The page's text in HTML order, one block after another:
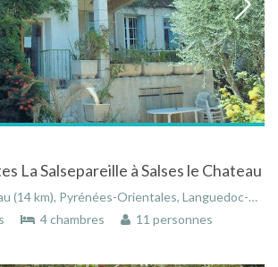
La Salsepareille à Salses le Chateau
Pyrénées-Orientales, Languedoc-Roussillon, Occitanie, France
4 chambres 11 personnes